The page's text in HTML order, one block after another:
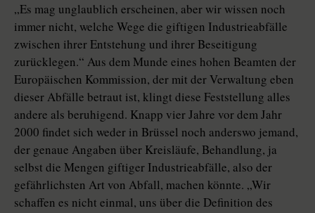
„Es mag unglaublich erscheinen, aber wir wissen noch
immer nicht, welche Wege die giftigen Industrieabfälle
zwischen ihrer Entstehung und ihrer Beseitigung
zurücklegen.“ Aus dem Munde eines hohen Beamten der
Europäischen Kommission, der mit der Verwaltung eben
dieser Abfälle betraut ist, klingt diese Feststellung alles
andere als beruhigend. Knapp vier Jahre vor dem Jahr
2000 findet sich weder in Brüssel noch anderswo jemand,
der genaue Angaben über Kreisläufe, Behandlung, ja
selbst die Mengen giftiger Industrieabfälle, also der
gefährlichsten Art von Abfall, machen könnte. „Wir
schaffen es nicht einmal, uns über die Definition des